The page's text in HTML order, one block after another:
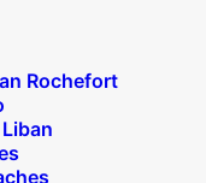
Rochefort